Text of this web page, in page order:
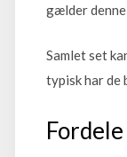
gælder
Samlet set
typisk har de